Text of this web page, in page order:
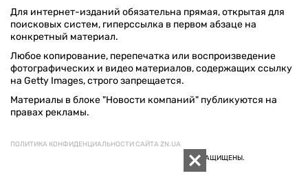
Для интернет-изданий обязательна прямая, открытая для
поисковых систем, гиперссылка в первом абзаце на
конкретный материал.
Любое копирование, перепечатка или воспроизведение
фотографических и видео материалов, содержащих ссылку
на Getty Images, строго запрещается.
Материалы в блоке "Новости компаний" публикуются на
правах рекламы.
ПОЛИТИКА КОНФИДЕНЦИАЛЬНОСТИ САЙТА ZN.UA
© 1994–2026 «ЗЕРКАЛО НЕДЕЛИ. УКРАИНА». ВСЕ ПРАВА ЗАЩИЩЕНЫ.